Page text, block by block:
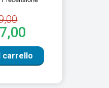
carrello